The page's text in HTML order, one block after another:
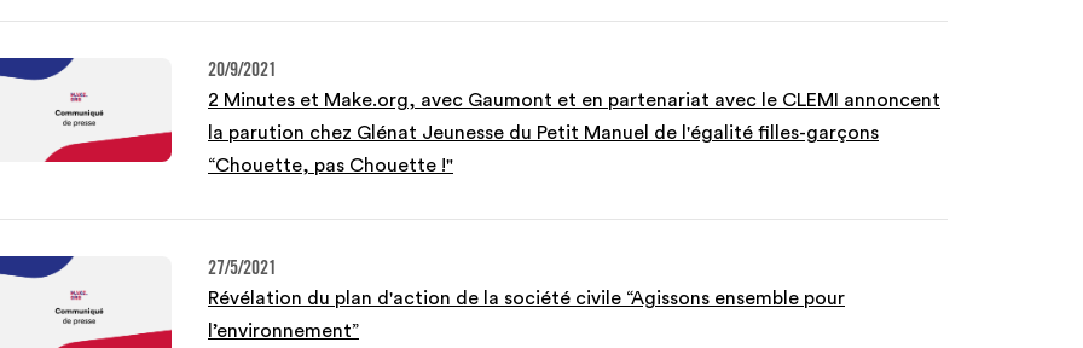
20/9/2021
2 Minutes et Make.org, avec Gaumont et en partenariat avec le CLEMI annoncent
la parution chez Glénat Jeunesse du Petit Manuel de l'égalité filles-garçons
“Chouette, pas Chouette !"
27/5/2021
Révélation du plan d'action de la société civile “Agissons ensemble pour
l’environnement”